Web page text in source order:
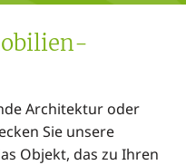
Architektur oder
Sie unsere
Objekt, das zu Ihren